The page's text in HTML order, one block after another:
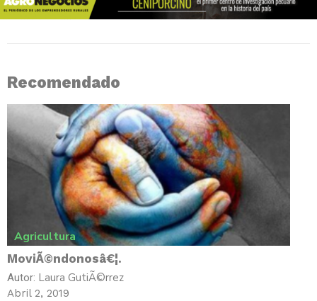
Recomendado
Agricultura
MoviÃ©ndonosâ€¦.
Autor: Laura GutiÃ©rrez
Abril 2, 2019